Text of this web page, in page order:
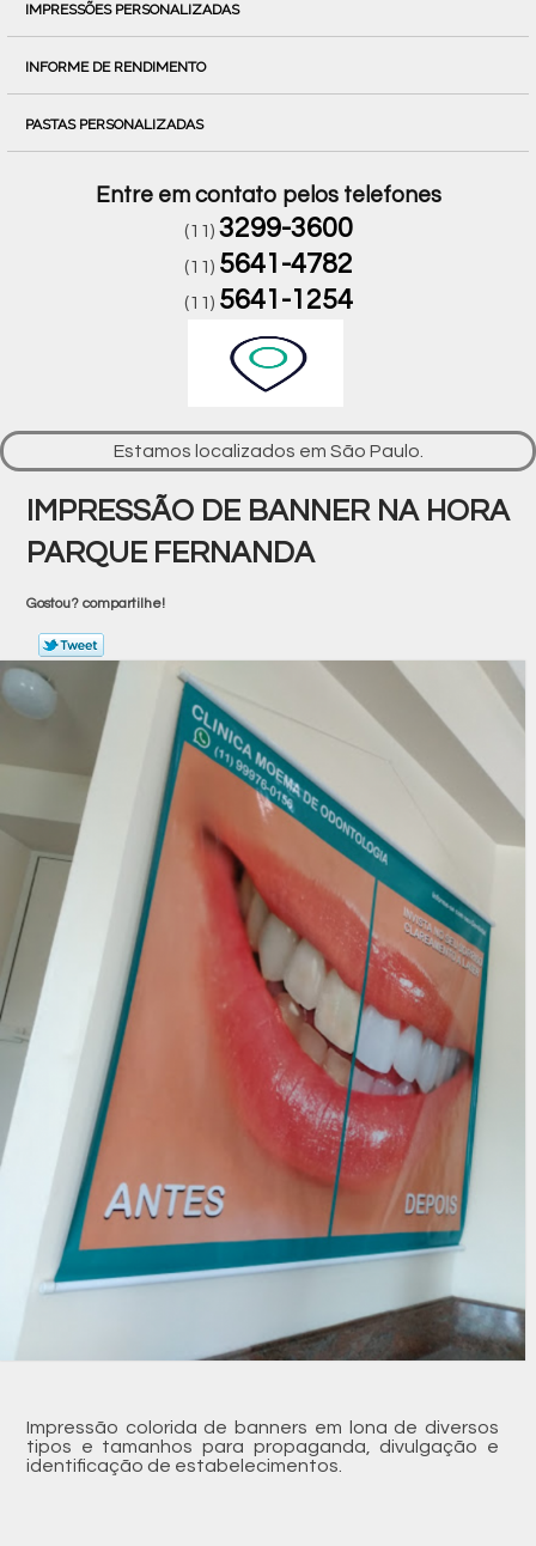
IMPRESSÕES PERSONALIZADAS
INFORME DE RENDIMENTO
PASTAS PERSONALIZADAS
Entre em contato pelos telefones
(11) 3299-3600
(11) 5641-4782
(11) 5641-1254
Estamos localizados em São Paulo.
IMPRESSÃO DE BANNER NA HORA
PARQUE FERNANDA
Gostou? compartilhe!
Impressão colorida de banners em lona de diversos
tipos e tamanhos para propaganda, divulgação e
identificação de estabelecimentos.